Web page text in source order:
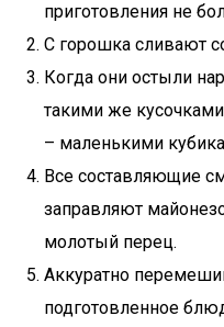
приготовления не
С горошка сливают
Когда они остыли
такими же
– маленькими
Все составляющие
заправляют
молотый перец.
Аккуратно
подготовленное